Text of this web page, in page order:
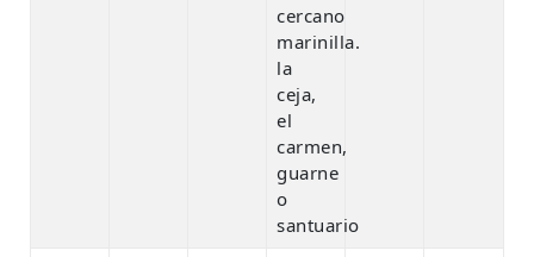
cercano
marinilla.
la
ceja,
el
carmen,
guarne
o
santuario